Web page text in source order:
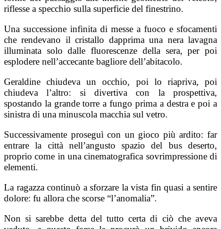
riflesse a specchio sulla superficie del finestrino.
Una successione infinita di messe a fuoco e sfocamenti
che rendevano il cristallo dapprima una nera lavagna
illuminata solo dalle fluorescenze della sera, per poi
esplodere nell’accecante bagliore dell’abitacolo.
Geraldine chiudeva un occhio, poi lo riapriva, poi
chiudeva l’altro: si divertiva con la prospettiva,
spostando la grande torre a fungo prima a destra e poi a
sinistra di una minuscola macchia sul vetro.
Successivamente proseguì con un gioco più ardito: far
entrare la città nell’angusto spazio del bus deserto,
proprio come in una cinematografica sovrimpressione di
elementi.
La ragazza continuò a sforzare la vista fin quasi a sentire
dolore: fu allora che scorse “l’anomalia”.
Non si sarebbe detta del tutto certa di ciò che aveva